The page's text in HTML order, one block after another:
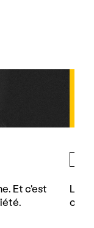
Et c'est
Les